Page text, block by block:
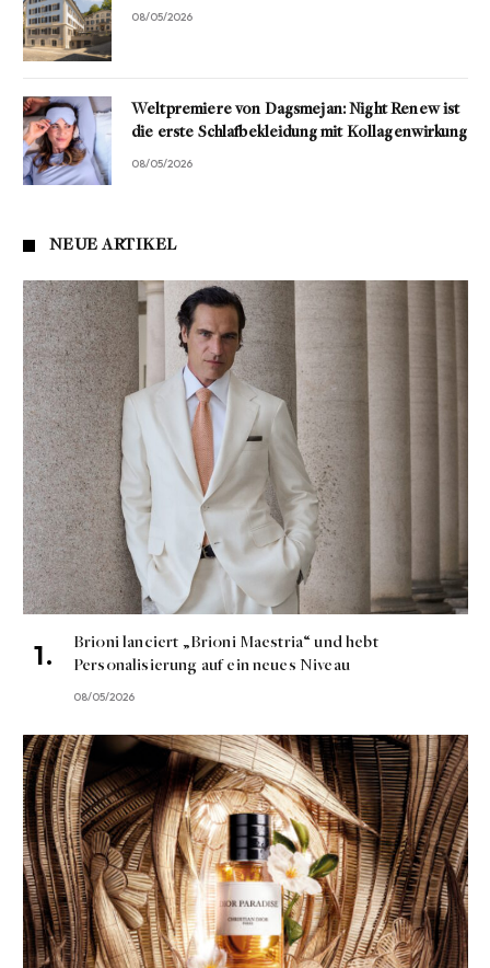
08/05/2026
Weltpremiere von Dagsmejan: Night Renew ist
die erste Schlafbekleidung mit Kollagenwirkung
08/05/2026
NEUE ARTIKEL
Brioni lanciert „Brioni Maestria“ und hebt
Personalisierung auf ein neues Niveau
08/05/2026